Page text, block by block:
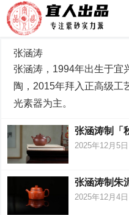
张涵涛
张涵涛，1994年出生于宜
陶，2015年拜入正高级工
光素器为主。
张涵涛制「
2025年12月5日
张涵涛制朱
2025年12月4日